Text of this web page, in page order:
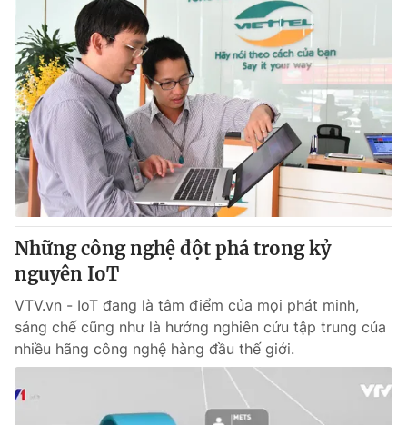
Giải sao mai
Chất lượng cuộc sống
Tuyển sinh
Học trực tuyến
Công nghệ
Hitech Công nghệ tương lai
Sản phẩm
Thị trường
Tư vấn
Giao lưu trực tuyến
Lịch phát sóng
Chuyên mục khác
Emagazine Podcast
Photo Infographic
Video Shorts video
VTV Money VTV Thể thao
Những công nghệ đột phá trong kỷ
nguyên IoT
VTV.vn - IoT đang là tâm điểm của mọi phát minh,
sáng chế cũng như là hướng nghiên cứu tập trung của
nhiều hãng công nghệ hàng đầu thế giới.